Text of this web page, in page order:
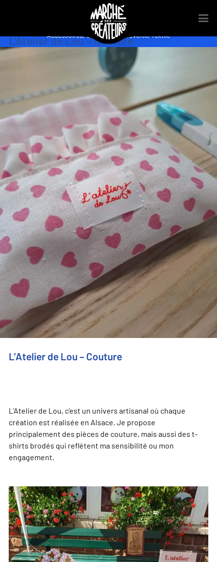
L’Atelier de Lou – Couture
Accessoires,Couture,Découverte,Textile
L’Atelier de Lou – Couture
L’Atelier de Lou, c’est un univers artisanal où chaque
création est réalisée en Alsace. Je propose
principalement des pièces de couture, mais aussi des t-
shirts brodés qui reflètent ma sensibilité ou mon
engagement.